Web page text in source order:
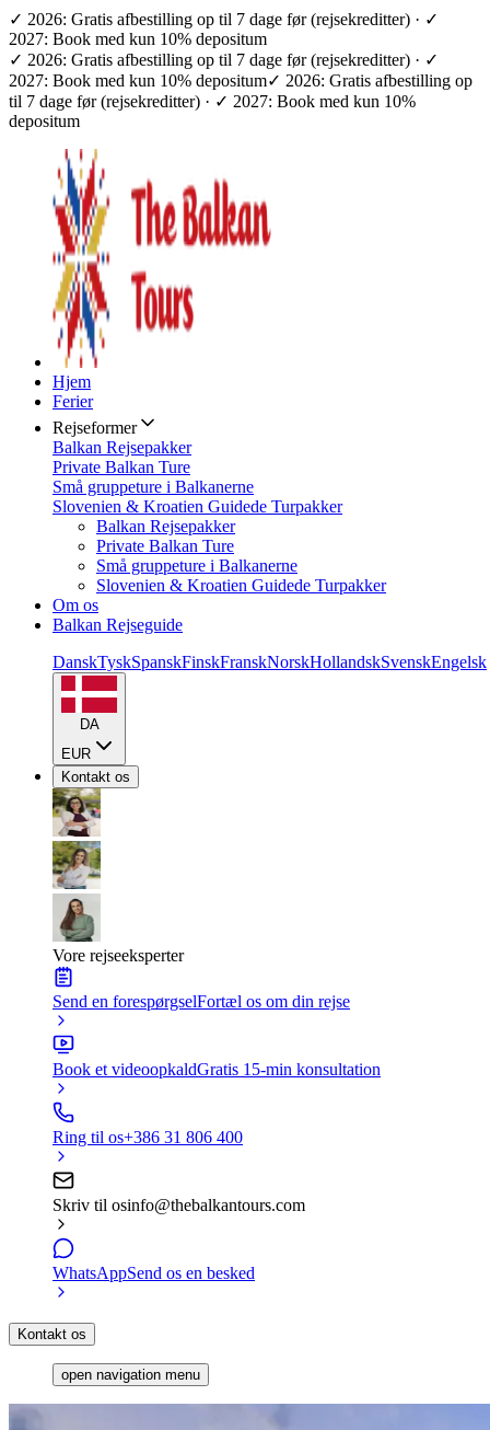
✓ 2026: Gratis afbestilling op til 7 dage før (rejsekreditter) · ✓
2027: Book med kun 10% depositum
✓ 2026: Gratis afbestilling op til 7 dage før (rejsekreditter) · ✓
2027: Book med kun 10% depositum✓ 2026: Gratis afbestilling op
til 7 dage før (rejsekreditter) · ✓ 2027: Book med kun 10%
depositum
Hjem
Ferier
Rejseformer
Balkan Rejsepakker
Private Balkan Ture
Små gruppeture i Balkanerne
Slovenien & Kroatien Guidede Turpakker
Balkan Rejsepakker
Private Balkan Ture
Små gruppeture i Balkanerne
Slovenien & Kroatien Guidede Turpakker
Om os
Balkan Rejseguide
DanskTyskSpanskFinskFranskNorskHollandskSvenskEngelsk
DA
EUR
Kontakt os
Vore rejseeksperter
Send en forespørgselFortæl os om din rejse
Book et videoopkaldGratis 15-min konsultation
Ring til os+386 31 806 400
Skriv til osinfo@thebalkantours.com
WhatsAppSend os en besked
Kontakt os
open navigation menu